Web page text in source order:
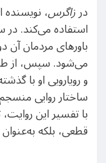
درزاگرس، نویسنده
استفاده می‌کند.
باورهای مردمان آن
می‌شود. سپس، از
و رویارویی او با
ساختار روایی
با تفسیر این
قطعی، بلکه